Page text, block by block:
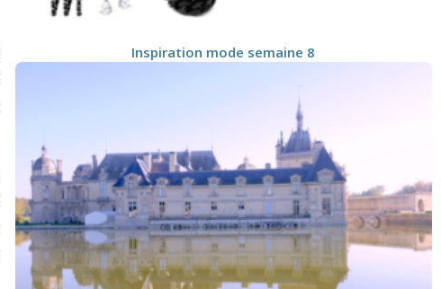
Inspiration mode semaine 8